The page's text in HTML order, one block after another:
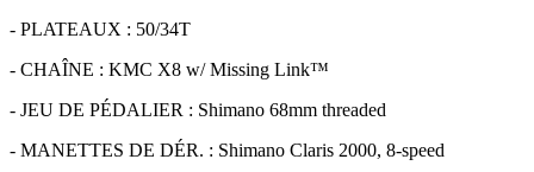
- PLATEAUX : 50/34T
- CHAÎNE : KMC X8 w/ Missing Link™
- JEU DE PÉDALIER : Shimano 68mm threaded
- MANETTES DE DÉR. : Shimano Claris 2000, 8-speed